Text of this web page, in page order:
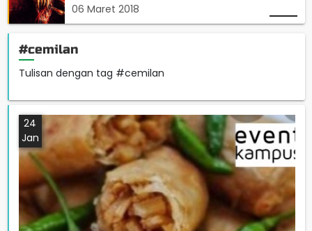
06 Maret 2018
#cemilan
Tulisan dengan tag #cemilan
24
Jan